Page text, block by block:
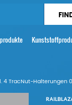
4 TracNut-Halterungen